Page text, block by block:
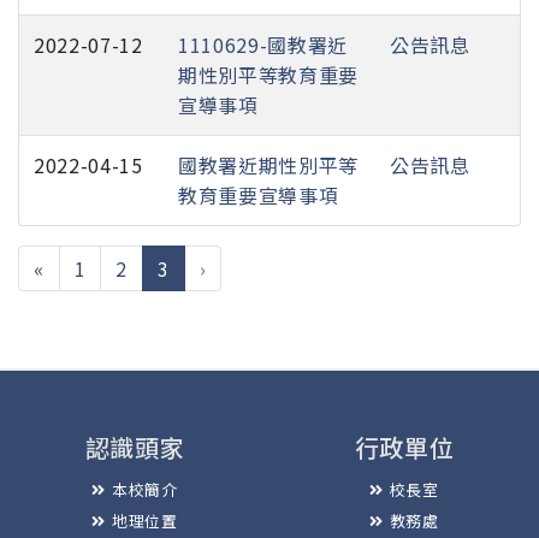
2022-07-12
1110629-國教署近
期性別平等教育重要
宣導事項
公告訊息
2022-04-15
國教署近期性別平等
教育重要宣導事項
公告訊息
« 1 2 3 (current)
›
認識頭家
本校簡介
地理位置
行政單位
校長室
教務處